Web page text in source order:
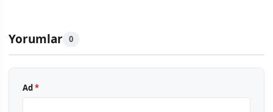
Yorumlar 0
Ad*